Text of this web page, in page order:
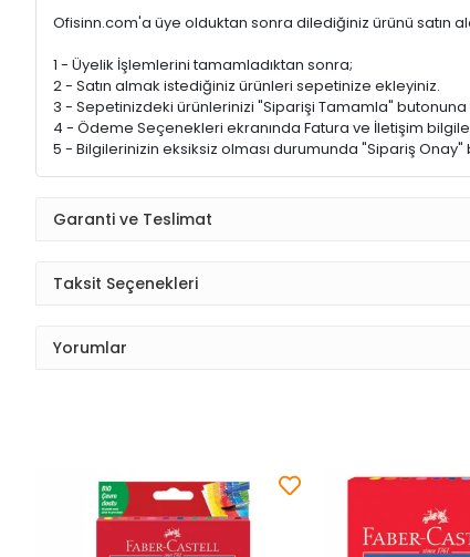
Ofisinn.com'a üye olduktan sonra dilediğiniz ürünü satın
1 - Üyelik İşlemlerini tamamladıktan sonra;
2 - Satın almak istediğiniz ürünleri sepetinize ekleyiniz.
3 - Sepetinizdeki ürünlerinizi "Siparişi Tamamla" butonuna
4 - Ödeme Seçenekleri ekranında Fatura ve İletişim
5 - Bilgilerinizin eksiksiz olması durumunda "Sipariş
Garanti ve Teslimat
Taksit Seçenekleri
Yorumlar